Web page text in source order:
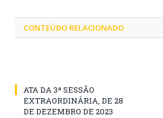
CONTEÚDO RELACIONADO
ATA DA 3ª SESSÃO
EXTRAORDINÁRIA, DE 28
DE DEZEMBRO DE 2023